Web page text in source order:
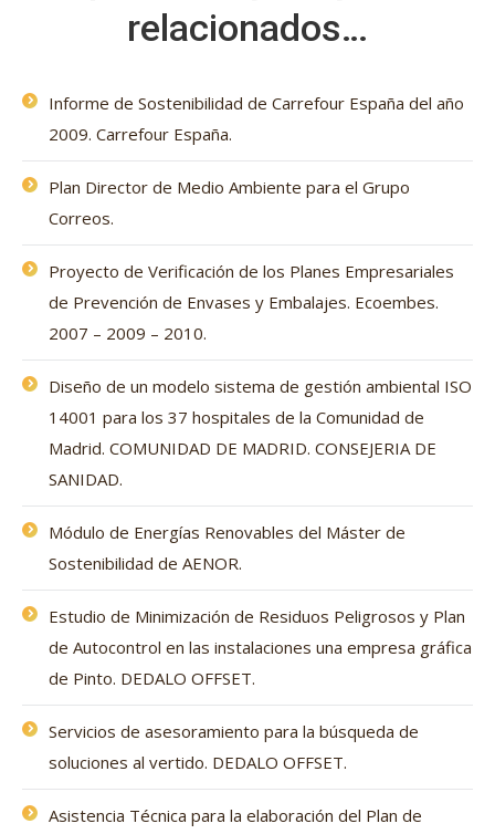
relacionados…
Informe de Sostenibilidad de Carrefour España del año
2009. Carrefour España.
Plan Director de Medio Ambiente para el Grupo
Correos.
Proyecto de Verificación de los Planes Empresariales
de Prevención de Envases y Embalajes. Ecoembes.
2007 – 2009 – 2010.
Diseño de un modelo sistema de gestión ambiental ISO
14001 para los 37 hospitales de la Comunidad de
Madrid. COMUNIDAD DE MADRID. CONSEJERIA DE
SANIDAD.
Módulo de Energías Renovables del Máster de
Sostenibilidad de AENOR.
Estudio de Minimización de Residuos Peligrosos y Plan
de Autocontrol en las instalaciones una empresa gráfica
de Pinto. DEDALO OFFSET.
Servicios de asesoramiento para la búsqueda de
soluciones al vertido. DEDALO OFFSET.
Asistencia Técnica para la elaboración del Plan de